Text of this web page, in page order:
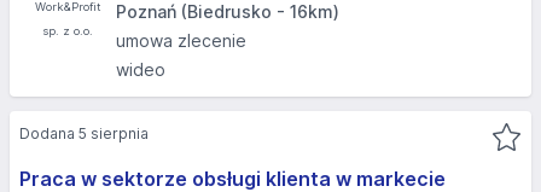
Poznań (Biedrusko - 16km)
umowa zlecenie
wideo
Praca w sektorze obsługi klienta w markecie
Dodana 5 sierpnia